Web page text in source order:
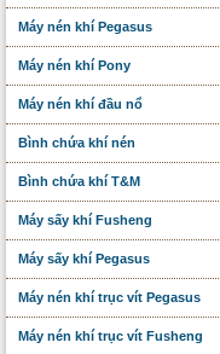
Máy nén khí Pegasus
Máy nén khí Pony
Máy nén khí đầu nổ
Bình chứa khí nén
Bình chứa khí T&M
Máy sấy khí Fusheng
Máy sấy khí Pegasus
Máy nén khí trục vít Pegasus
Máy nén khí trục vít Fusheng